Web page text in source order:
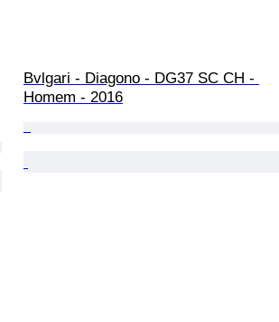
Bvlgari - Diagono - DG37 SC CH -
Homem - 2016